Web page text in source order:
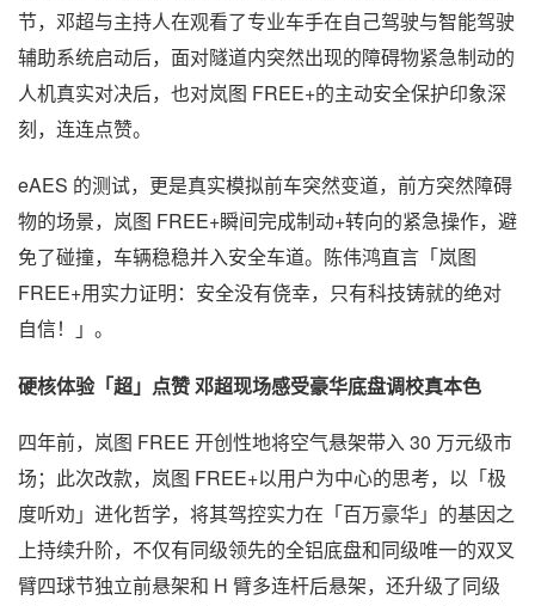
节，邓超与主持人在观看了专业车手在自己驾驶与智能驾驶
辅助系统启动后，面对隧道内突然出现的障碍物紧急制动的
人机真实对决后，也对岚图 FREE+的主动安全保护印象深
刻，连连点赞。
eAES 的测试，更是真实模拟前车突然变道，前方突然障碍
物的场景，岚图 FREE+瞬间完成制动+转向的紧急操作，避
免了碰撞，车辆稳稳并入安全车道。陈伟鸿直言「岚图
FREE+用实力证明：安全没有侥幸，只有科技铸就的绝对
自信！」。
硬核体验「超」点赞 邓超现场感受豪华底盘调校真本色
四年前，岚图 FREE 开创性地将空气悬架带入 30 万元级市
场；此次改款，岚图 FREE+以用户为中心的思考，以「极
度听劝」进化哲学，将其驾控实力在「百万豪华」的基因之
上持续升阶，不仅有同级领先的全铝底盘和同级唯一的双叉
臂四球节独立前悬架和 H 臂多连杆后悬架，还升级了同级